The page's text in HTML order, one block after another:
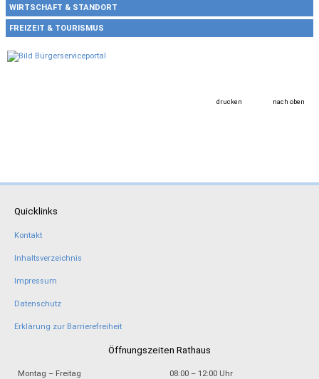
WIRTSCHAFT & STANDORT
FREIZEIT & TOURISMUS
drucken nach oben
Quicklinks
Kontakt
Inhaltsverzeichnis
Impressum
Datenschutz
Erklärung zur Barrierefreiheit
Öffnungszeiten Rathaus
Montag – Freitag 08:00 – 12:00 Uhr